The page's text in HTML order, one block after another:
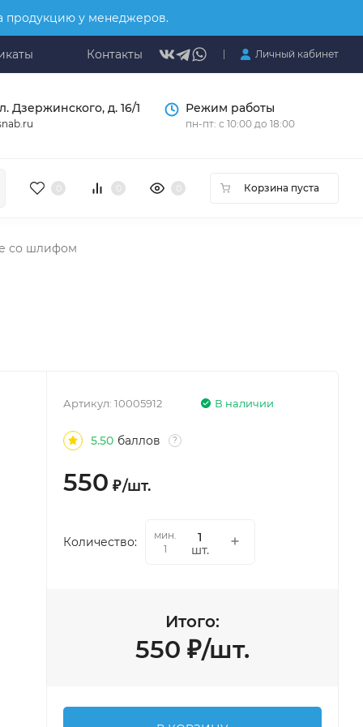
продукцию у менеджеров.
Контакты Личный кабинет
Дзержинского, д. 16/1 Режим работы
пн-пт: с 10:00 до 18:00
Корзина пуста
со шлифом
В наличии
Артикул:10005912
5.50 баллов ?
550 ₽/шт.
Количество:
мин.
1
шт.
Итого:
550 ₽/шт.